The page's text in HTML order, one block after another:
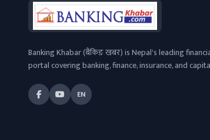
Banking Khabar (बैंकिङ खबर) is Nepal's leading
portal covering banking, finance, insurance, and
EN